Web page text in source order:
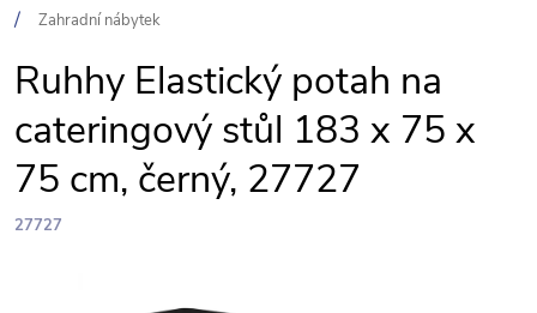
Zahradní nábytek
Ruhhy Elastický potah na
cateringový stůl 183 x 75 x
75 cm, černý, 27727
27727